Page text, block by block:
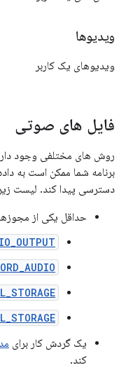
ویدیوها
ویدیوهای یک کاربر
فایل های صوتی
روش های مختلفی وجود دارد
برنامه شما ممکن است به
دسترسی پیدا کند. لیست
حداقل یکی از
یک گردش کار برای
کند.